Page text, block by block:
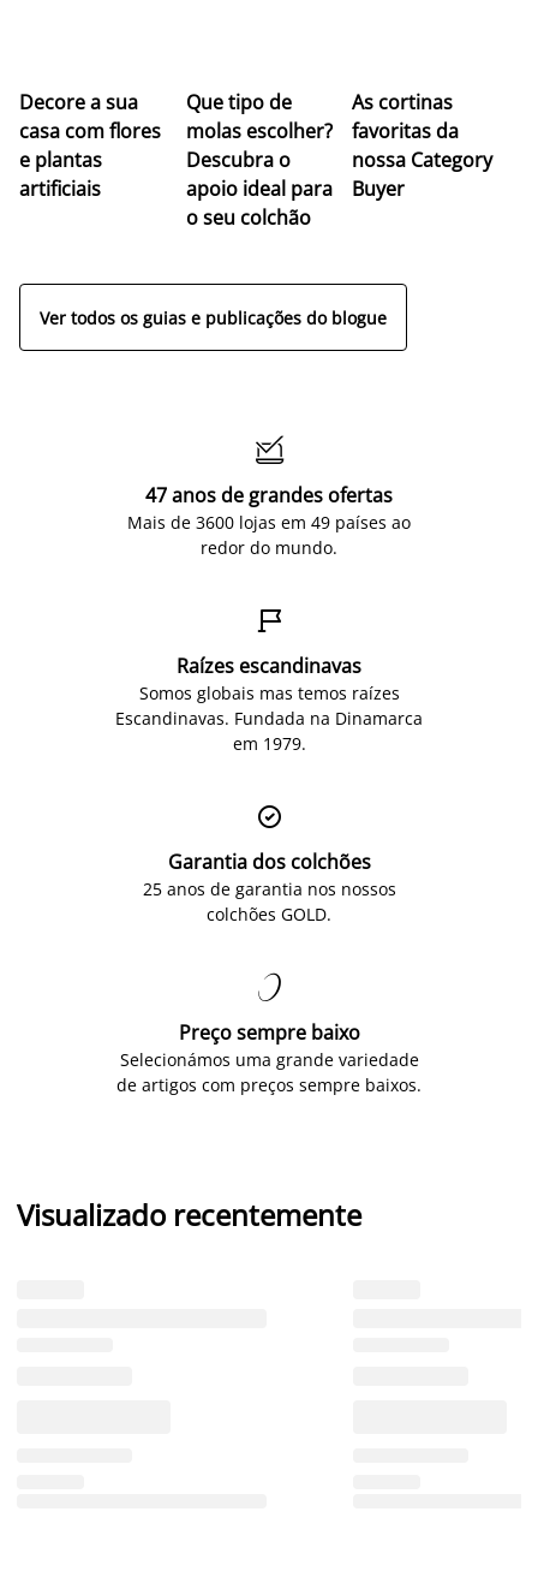
Decore a sua
casa com flores
e plantas
artificiais
Que tipo de
molas escolher?
Descubra o
apoio ideal para
o seu colchão
As cortinas
favoritas da
nossa Category
Buyer
Ver todos os guias e publicações do blogue

47 anos de grandes ofertas
Mais de 3600 lojas em 49 países ao
redor do mundo.

Raízes escandinavas
Somos globais mas temos raízes
Escandinavas. Fundada na Dinamarca
em 1979.

Garantia dos colchões
25 anos de garantia nos nossos
colchões GOLD.

Preço sempre baixo
Selecionámos uma grande variedade
de artigos com preços sempre baixos.
Visualizado recentemente